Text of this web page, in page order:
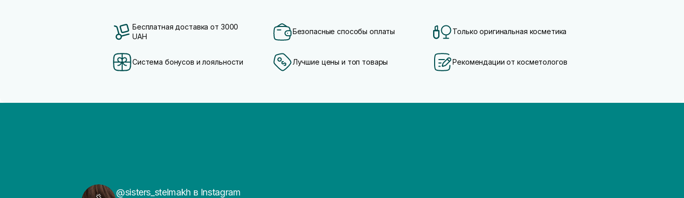
Бесплатная доставка от 3000
UAH
Безопасные способы оплаты Только оригинальная косметика
Система бонусов и лояльности Лучшие цены и топ товары Рекомендации от косметологов
@sisters_stelmakh в Instagram